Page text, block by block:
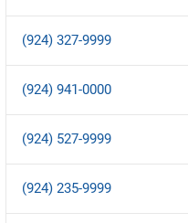
(924) 327-9999
(924) 941-0000
(924) 527-9999
(924) 235-9999